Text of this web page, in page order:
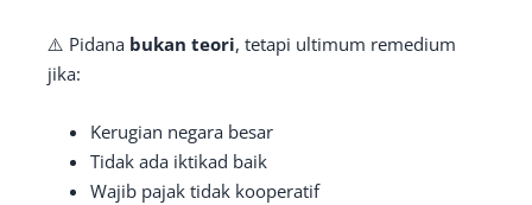
⚠️ Pidana bukan teori, tetapi ultimum remedium
jika:
Kerugian negara besar
Tidak ada iktikad baik
Wajib pajak tidak kooperatif